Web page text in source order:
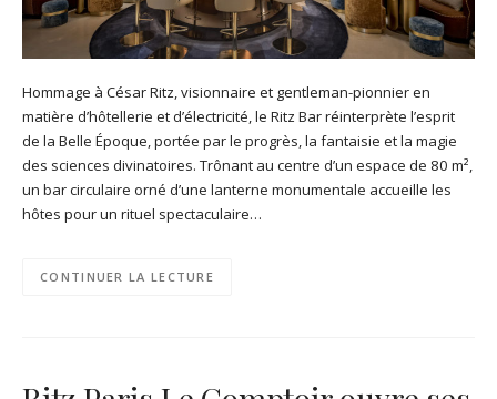
Hommage à César Ritz, visionnaire et gentleman-pionnier en
matière d’hôtellerie et d’électricité, le Ritz Bar réinterprète l’esprit
de la Belle Époque, portée par le progrès, la fantaisie et la magie
des sciences divinatoires. Trônant au centre d’un espace de 80 m²,
un bar circulaire orné d’une lanterne monumentale accueille les
hôtes pour un rituel spectaculaire…
CONTINUER LA LECTURE